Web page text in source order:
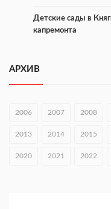
Детские сады в
капремонта
В Сеченовском
Тульские мастера и
АРХИВ
2006 2007 2008
2013 2014 2015
2020 2021 2022